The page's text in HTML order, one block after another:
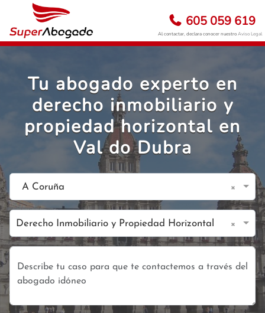
605 059 619
Al contactar, declara conocer nuestroAviso Legal
Tu abogado experto en
derecho inmobiliario y
propiedad horizontal en
Val do Dubra
A Coruña ×
Derecho Inmobiliario y Propiedad Horizontal ×